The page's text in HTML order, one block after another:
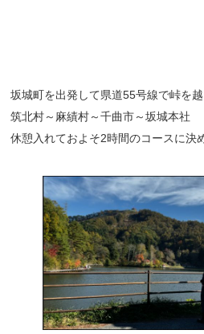
坂城町を出発して県道55号線で峠を
筑北村～麻績村～千曲市～坂城本社
休憩入れておよそ2時間のコースに決